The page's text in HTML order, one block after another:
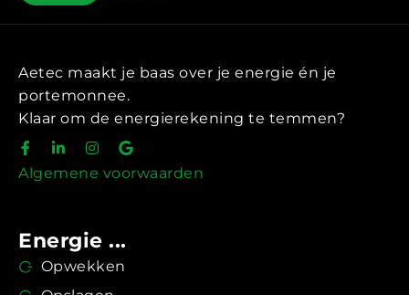
Aetec maakt je baas over je energie én je
portemonnee.
Klaar om de energierekening te temmen?
Algemene voorwaarden
Energie ...
Opwekken